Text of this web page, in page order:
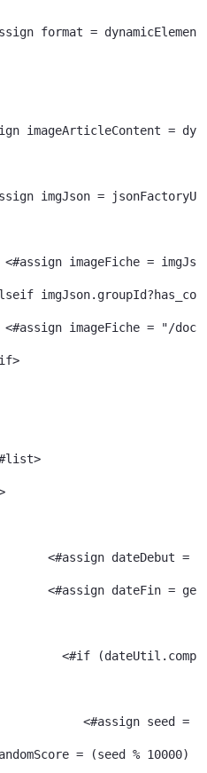
format =
imageArticleContent =
imgJson =
<#assign imageFiche =
<#assign
#list>
<#assign dateDebut
<#assign dateFin =
<#assign seed
= (seed % 10000)